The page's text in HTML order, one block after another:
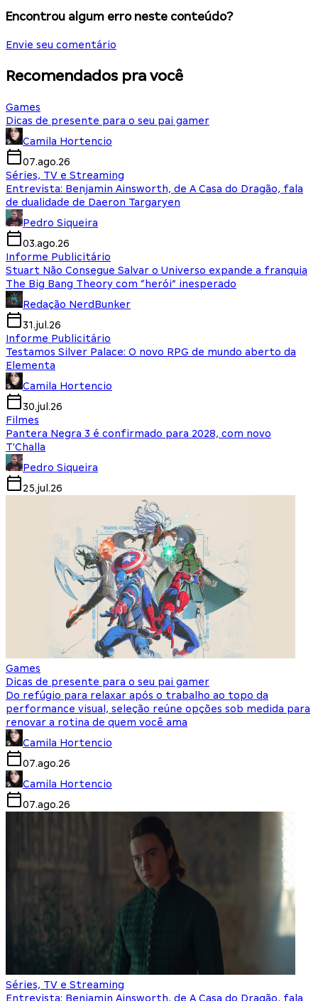
Encontrou algum erro neste conteúdo?
Envie seu comentário
Recomendados pra você
Games
Dicas de presente para o seu pai gamer
Camila Hortencio
07.ago.26
Séries, TV e Streaming
Entrevista: Benjamin Ainsworth, de A Casa do Dragão, fala
de dualidade de Daeron Targaryen
Pedro Siqueira
03.ago.26
Informe Publicitário
Stuart Não Consegue Salvar o Universo expande a franquia
The Big Bang Theory com “herói” inesperado
Redação NerdBunker
31.jul.26
Informe Publicitário
Testamos Silver Palace: O novo RPG de mundo aberto da
Elementa
Camila Hortencio
30.jul.26
Filmes
Pantera Negra 3 é confirmado para 2028, com novo
T'Challa
Pedro Siqueira
25.jul.26
Games
Dicas de presente para o seu pai gamer
Do refúgio para relaxar após o trabalho ao topo da
performance visual, seleção reúne opções sob medida para
renovar a rotina de quem você ama
Camila Hortencio
07.ago.26
Camila Hortencio
07.ago.26
Séries, TV e Streaming
Entrevista: Benjamin Ainsworth, de A Casa do Dragão, fala